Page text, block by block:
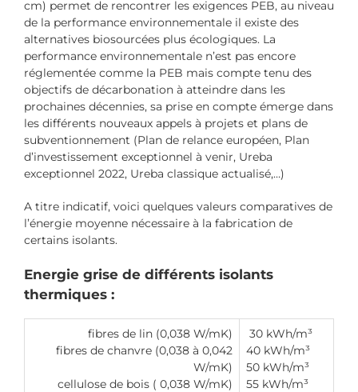
cm) permet de rencontrer les exigences PEB, au niveau
de la performance environnementale il existe des
alternatives biosourcées plus écologiques. La
performance environnementale n’est pas encore
réglementée comme la PEB mais compte tenu des
objectifs de décarbonation à atteindre dans les
prochaines décennies, sa prise en compte émerge dans
les différents nouveaux appels à projets et plans de
subventionnement (Plan de relance européen, Plan
d’investissement exceptionnel à venir, Ureba
exceptionnel 2022, Ureba classique actualisé,…)
A titre indicatif, voici quelques valeurs comparatives de
l’énergie moyenne nécessaire à la fabrication de
certains isolants.
Energie grise de différents isolants
thermiques :
fibres de lin (0,038 W/mK)
fibres de chanvre (0,038 à 0,042
W/mK)
cellulose de bois ( 0,038 W/mK)
30 kWh/m³
40 kWh/m³
50 kWh/m³
55 kWh/m³